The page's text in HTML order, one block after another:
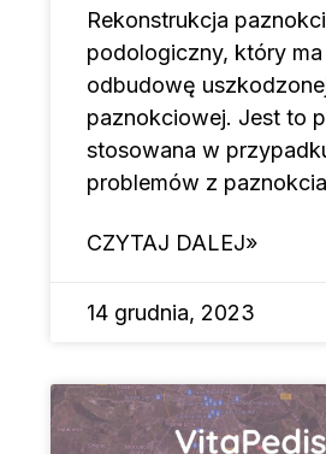
Rekonstrukcja
podologiczny, który ma
odbudowę
paznokciowej. Jest to
stosowana w
problemów z
CZYTAJ DALEJ»
14 grudnia, 2023